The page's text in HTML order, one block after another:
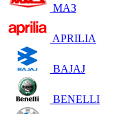
МАЗ
APRILIA
BAJAJ
BENELLI